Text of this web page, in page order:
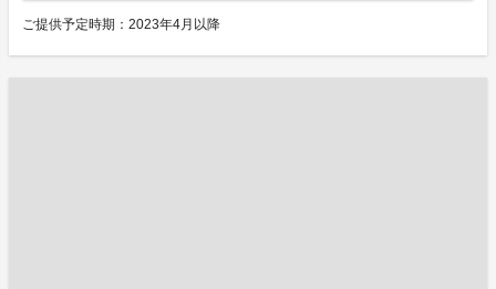
ご提供予定時期：2023年4月以降